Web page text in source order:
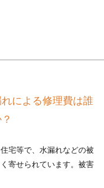
による修理費は誰
宅等で、水漏れなどの被
寄せられています。被害